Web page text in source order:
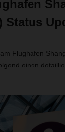
Status
Flughafen
einen